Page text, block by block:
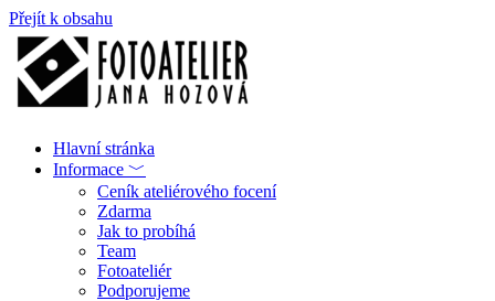
Přejít k obsahu
Hlavní stránka
Informace ﹀
Ceník ateliérového focení
Zdarma
Jak to probíhá
Team
Fotoateliér
Podporujeme